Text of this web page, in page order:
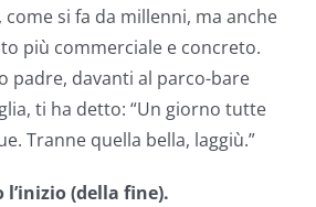
si fa da millenni, ma anche
più commerciale e concreto.
padre, davanti al parco-bare
ti ha detto: “Un giorno tutte
Tranne quella bella, laggiù.”
l’inizio (della fine).